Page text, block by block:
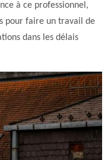
à ce professionnel,
pour faire un travail de
dans les délais